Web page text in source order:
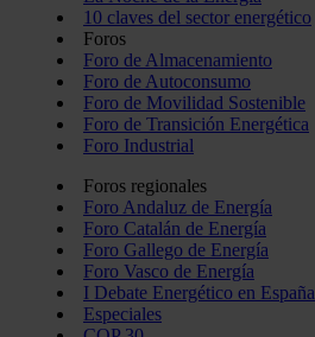
10 claves del sector energético
Foros
Foro de Almacenamiento
Foro de Autoconsumo
Foro de Movilidad Sostenible
Foro de Transición Energética
Foro Industrial
Foros regionales
Foro Andaluz de Energía
Foro Catalán de Energía
Foro Gallego de Energía
Foro Vasco de Energía
I Debate Energético en España
Especiales